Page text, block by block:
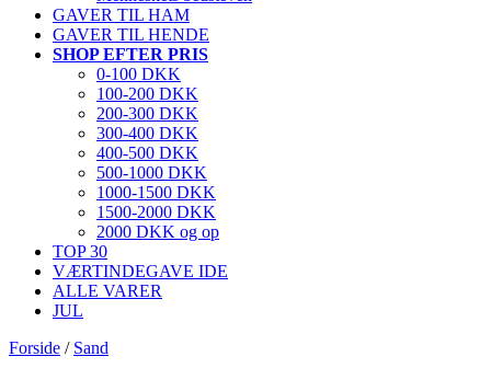
GAVER TIL HAM
GAVER TIL HENDE
SHOP EFTER PRIS
0-100 DKK
100-200 DKK
200-300 DKK
300-400 DKK
400-500 DKK
500-1000 DKK
1000-1500 DKK
1500-2000 DKK
2000 DKK og op
TOP 30
VÆRTINDEGAVE IDE
ALLE VARER
JUL
Forside / Sand